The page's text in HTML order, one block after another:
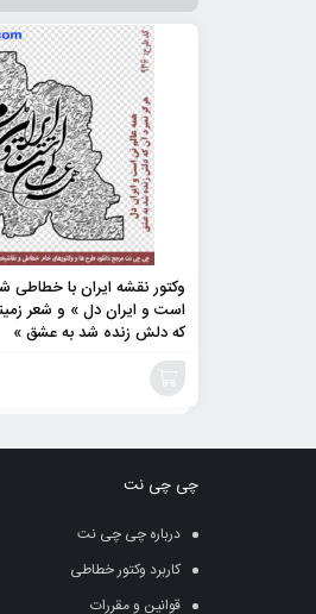
وکتور نقشه ایران با خطاطی
است و ایران دل » و شعر
که دلش زنده شد به عشق »
چی چی نت
درباره چی چی نت
کاربرد وکتور خطاطی
قوانین و مقررات